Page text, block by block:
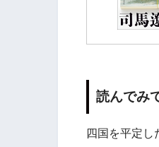
読んでみ
四国を平定し